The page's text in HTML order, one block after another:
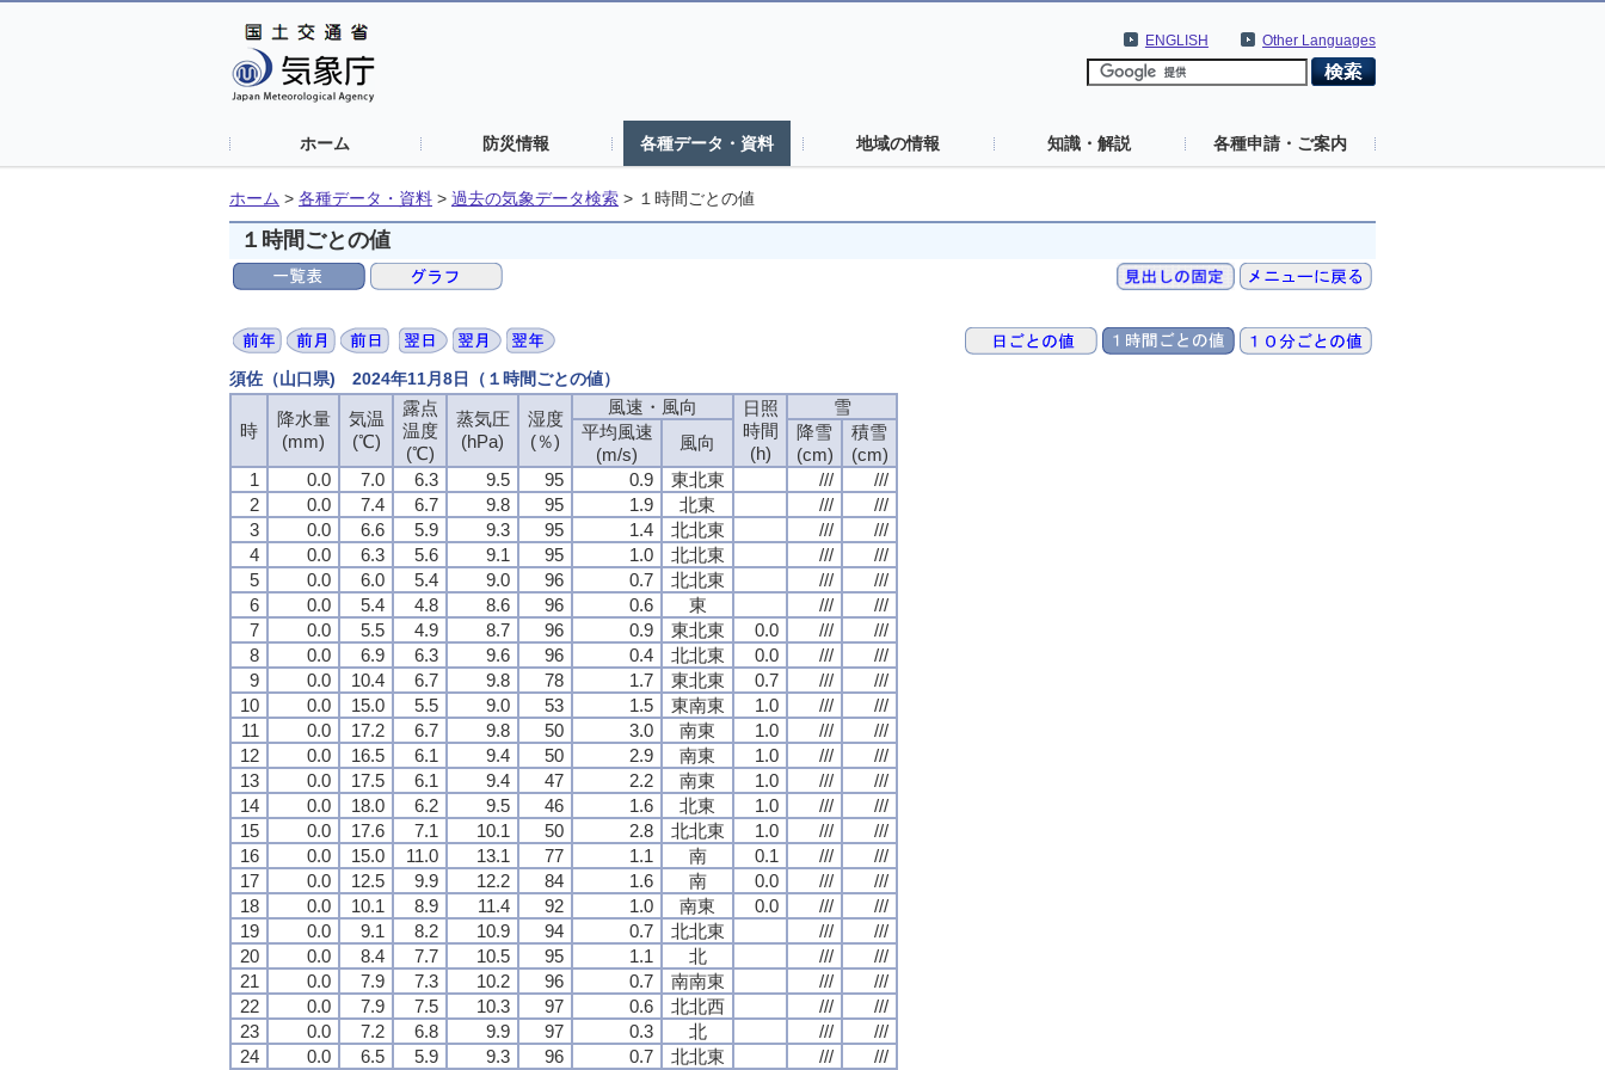
Other Languages
ENGLISH
ホーム 防災情報 各種データ・資料 地域の情報 知識・解説 各種申請・ご案内
ホーム > 各種データ・資料 > 過去の気象データ検索 > １時間ごとの値
１時間ごとの値
須佐（山口県) 2024年11月8日（１時間ごとの値）
時
降水量
(mm)
気温
(℃)
露点
温度
(℃)
蒸気圧
(hPa)
湿度
(％)
風速・風向
日照
時間
(h)
雪
平均風速
(m/s)
風向
降雪
(cm)
積雪
(cm)
1
0.0 7.0 6.3 9.5 95 0.9 東北東 ///
///
2
0.0 7.4 6.7 9.8 95 1.9 北東 ///
///
3
0.0 6.6 5.9 9.3 95 1.4 北北東 ///
///
4
0.0 6.3 5.6 9.1 95 1.0 北北東 ///
///
5
0.0 6.0 5.4 9.0 96 0.7 北北東 ///
///
6
0.0 5.4 4.8 8.6 96 0.6 東 ///
///
7
0.0 5.5 4.9 8.7 96 0.9 東北東 0.0 ///
///
8
0.0 6.9 6.3 9.6 96 0.4 北北東 0.0 ///
///
9
0.0 10.4 6.7 9.8 78 1.7 東北東 0.7 ///
///
10
0.0 15.0 5.5 9.0 53 1.5 東南東 1.0 ///
///
11
0.0 17.2 6.7 9.8 50 3.0 南東 1.0 ///
///
12
0.0 16.5 6.1 9.4 50 2.9 南東 1.0 ///
///
13
0.0 17.5 6.1 9.4 47 2.2 南東 1.0 ///
///
14
0.0 18.0 6.2 9.5 46 1.6 北東 1.0 ///
///
15
0.0 17.6 7.1 10.1 50 2.8 北北東 1.0 ///
///
16
0.0 15.0 11.0 13.1 77 1.1 南 0.1 ///
///
17
0.0 12.5 9.9 12.2 84 1.6 南 0.0 ///
///
18
0.0 10.1 8.9 11.4 92 1.0 南東 0.0 ///
///
19
0.0 9.1 8.2 10.9 94 0.7 北北東 ///
///
20
0.0 8.4 7.7 10.5 95 1.1 北 ///
///
21
0.0 7.9 7.3 10.2 96 0.7 南南東 ///
///
22
0.0 7.9 7.5 10.3 97 0.6 北北西 ///
///
23
0.0 7.2 6.8 9.9 97 0.3 北 ///
///
24
0.0 6.5 5.9 9.3 96 0.7 北北東 /// ///